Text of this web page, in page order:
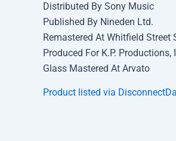
Distributed By Sony Music
Published By Nineden Ltd.
Remastered At Whitfield Street
Produced For K.P. Productions,
Glass Mastered At Arvato
Product listed via Disconnect